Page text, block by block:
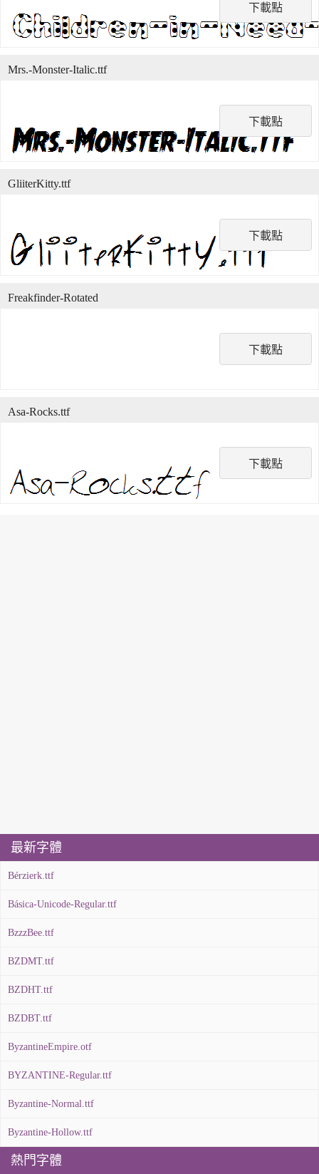
下載點
下載點
Mrs.-Monster-Italic.ttf
下載點
GliiterKitty.ttf
下載點
Freakfinder-Rotated
下載點
Asa-Rocks.ttf
最新字體
Bérzierk.ttf
Básica-Unicode-Regular.ttf
BzzzBee.ttf
BZDMT.ttf
BZDHT.ttf
BZDBT.ttf
ByzantineEmpire.otf
BYZANTINE-Regular.ttf
Byzantine-Normal.ttf
Byzantine-Hollow.ttf
熱門字體